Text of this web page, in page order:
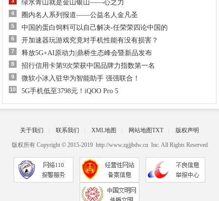
绿水青山就是金山银山——心之力
4 圈内名人系列报道——公益名人金凡圣
5 中国的蛋白饲料可以自己解决-任荣荣四论中国的
6 开加速器玩游戏究竟对手机性能有没有损害？
7 释放5G+AI原动力|鼎桥生态峰会暨新品发布
8 招行信用卡第9次荣获中国品牌力指数第一名
9 微软小冰入驻华为智能助手 强强联合！
10 5G手机低至3798元！iQOO Pro 5
关于我们 联系我们 XML地图 网站地图TXT 版权声明
版权所有 Copyright © 2015-2019 http://www.zgjjbdw.cn Inc. All Rights Reserved